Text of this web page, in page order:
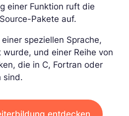
einer Funktion ruft die
Pakete auf.
speziellen Sprache,
und einer Reihe von
die in C, Fortran oder
sind.